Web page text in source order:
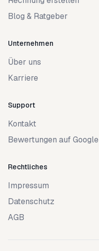
Blog & Ratgeber
Unternehmen
Über uns
Karriere
Support
Kontakt
Bewertungen auf Google
Rechtliches
Impressum
Datenschutz
AGB